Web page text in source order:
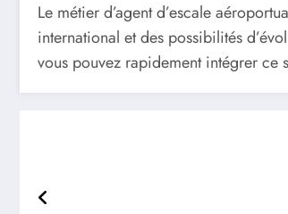
Le métier d’agent d’escale
international et des possibilités
vous pouvez rapidement intégrer ce